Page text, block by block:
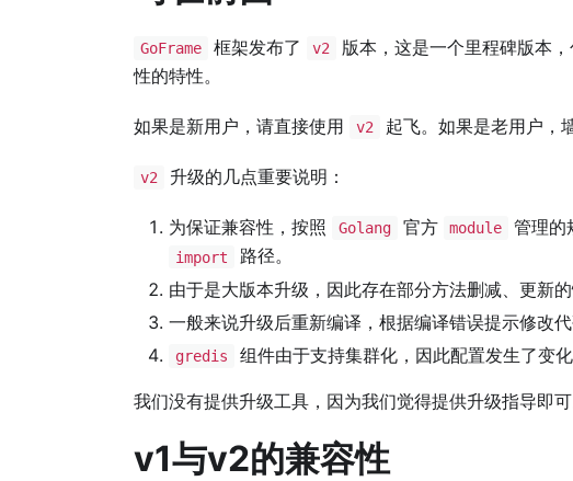
GoFrame 框架发布了 v2
版本，这是一个里程碑版本
性的特性。
如果是新用户，请直接使用 v2 起飞。如果是老用户，
v2 升级的几点重要说明：
为保证兼容性，按照 Golang 官方 module 管理的
import
路径。
由于是大版本升级，因此存在部分方法删减、更新
一般来说升级后重新编译，根据编译错误提示修改代
gredis 组件由于支持集群化，因此配置发生了变化
我们没有提供升级工具，因为我们觉得提供升级指导即可
v1与v2的兼容性